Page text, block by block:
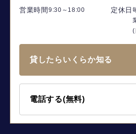
営業時間 9:30～18:00 定休日
(
貸したらいくらか知る
電話する(無料)